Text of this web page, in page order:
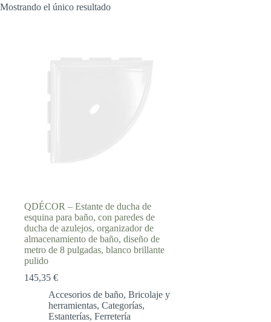
Mostrando el único resultado
QDÉCOR – Estante de ducha de
esquina para baño, con paredes de
ducha de azulejos, organizador de
almacenamiento de baño, diseño de
metro de 8 pulgadas, blanco brillante
pulido
145,35 €
Accesorios de baño, Bricolaje y
herramientas, Categorías,
Estanterías, Ferretería